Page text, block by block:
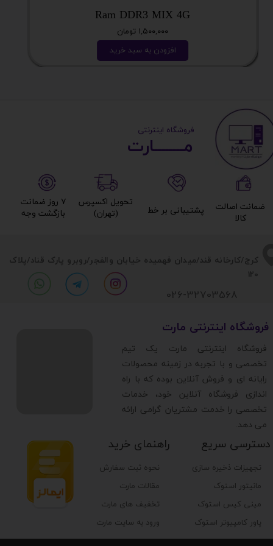
Ram DDR3 MIX 4G
۱,۵۰۰,۰۰۰ تومان
افزودن به سبد خرید
​​کرج/کارخانه قند/میدان فهمیده خیابان والفجر/روبرو پارک قناد/پلاک
120
تجهیزات ذخیره سازی
مانیتور استوک
مینی کیس استوک
پاور کامپیوتر استوک
دسترسی سریع راهنمای خرید
نحوه ثبت سفارش
مقالات مارت
تخفیف های مارت
ورود به سایت مارت
​فروشگاه اینترنتی مارت
​فروشگاه اینترنتی مارت یک تیم
تخصصی و با تجربه در زمینه محصولات
رایانه ای و فروش آنلاین بوده که با راه
اندازی فروشگاه آنلاین خود، خدمات
تخصصی را خدمت مشتریان گرامی ارائه
می دهد.
026-32703568
مــــــــارت​​​​​​
​ ​فروشگاه اینترنتی
۷ روز ضمانت
بازگشت وجه​​​​​​​
تحویل اکسپرس
(تهران)​​​​​​​
پشتیبانی بر خط​​​​​​​
ضمانت اصالت
کالا​​​​​​​